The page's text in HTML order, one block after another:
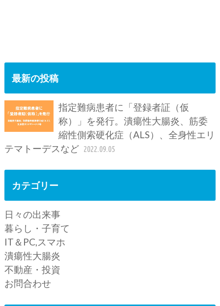
最新の投稿
指定難病患者に「登録者証（仮
称）」を発行。潰瘍性大腸炎、筋委
縮性側索硬化症（ALS）、全身性エリ
テマトーデスなど 2022.09.05
カテゴリー
日々の出来事
暮らし・子育て
IT＆PC,スマホ
潰瘍性大腸炎
不動産・投資
お問合わせ